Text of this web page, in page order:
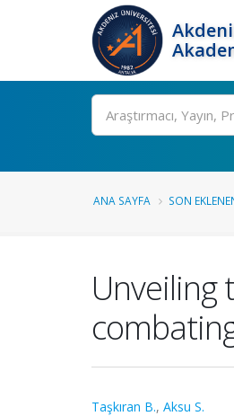
Ara
ANA SAYFA SON
Unveiling
Taşkıran B., Aksu S.